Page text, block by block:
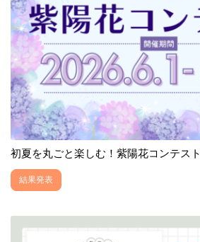
初夏を丸ごと楽しむ！紫陽花コンテスト
結果発表